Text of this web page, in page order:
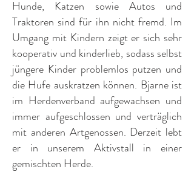
Hunde, Katzen sowie Autos und
Traktoren sind für ihn nicht fremd. Im
Umgang mit Kindern zeigt er sich sehr
kooperativ und kinderlieb, sodass selbst
jüngere Kinder problemlos putzen und
die Hufe auskratzen können. Bjarne ist
im Herdenverband aufgewachsen und
immer aufgeschlossen und verträglich
mit anderen Artgenossen. Derzeit lebt
er in unserem Aktivstall in einer
gemischten Herde.